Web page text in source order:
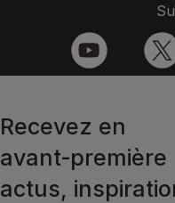
Recevez en
avant‑première
actus,
youtube